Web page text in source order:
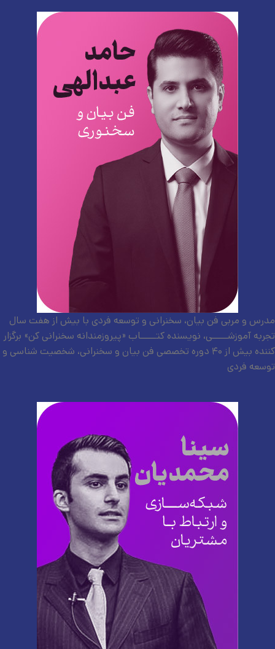
مدرس و مربی فن بیان، سخنرانی و توسعه فردی با بیش از هفت سال
تجربه آموزشـــــی، نویسنده کتـــــاب «پیروزمندانه سخنرانی کن» برگزار
کننده بیش از ۴۰ دوره تخصصی فن بیان و سخنرانی، شخصیت شناسی و
توسعه فردی